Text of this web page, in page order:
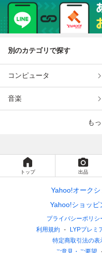
別のカテゴリで探す
コンピュータ
音楽
も
トップ 出品
Yahoo!オークシ
Yahoo!ショッピ
プライバシーポリシ
利用規約
LYPプレミ
特定商取引法の表
ご意見・ご要望